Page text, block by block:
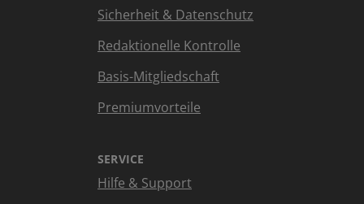
Sicherheit & Datenschutz
Redaktionelle Kontrolle
Basis-Mitgliedschaft
Premiumvorteile
SERVICE
Hilfe & Support